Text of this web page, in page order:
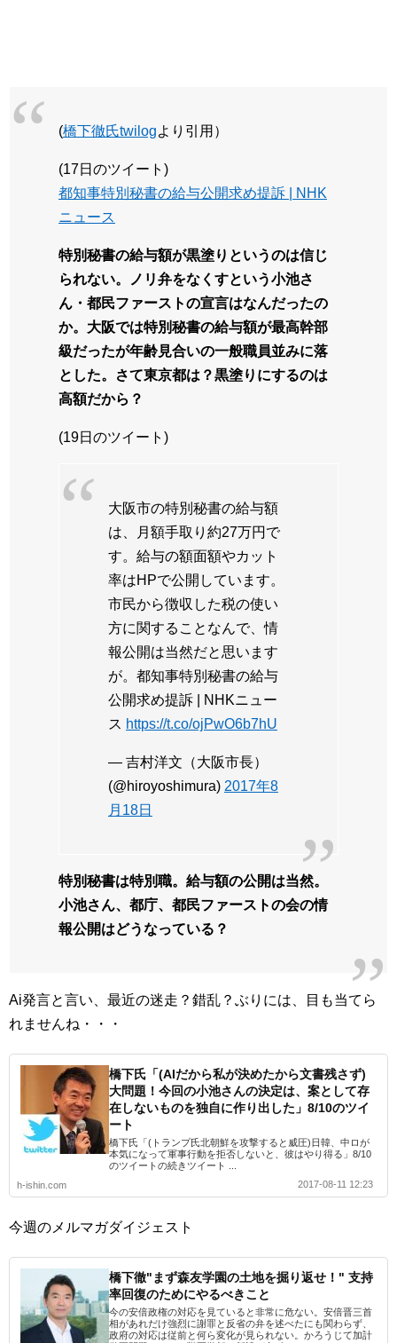
(橋下徹氏twilogより引用）
(17日のツイート)
都知事特別秘書の給与公開求め提訴 | NHK
ニュース
特別秘書の給与額が黒塗りというのは信じ
られない。ノリ弁をなくすという小池さ
ん・都民ファーストの宣言はなんだったの
か。大阪では特別秘書の給与額が最高幹部
級だったが年齢見合いの一般職員並みに落
とした。さて東京都は？黒塗りにするのは
高額だから？
(19日のツイート)
大阪市の特別秘書の給与額
は、月額手取り約27万円で
す。給与の額面額やカット
率はHPで公開しています。
市民から徴収した税の使い
方に関することなんで、情
報公開は当然だと思います
が。都知事特別秘書の給与
公開求め提訴 | NHKニュー
ス https://t.co/ojPwO6b7hU
— 吉村洋文（大阪市長）
(@hiroyoshimura) 2017年8
月18日
特別秘書は特別職。給与額の公開は当然。
小池さん、都庁、都民ファーストの会の情
報公開はどうなっている？
Ai発言と言い、最近の迷走？錯乱？ぶりには、目も当てら
れませんね・・・
橋下氏「(AIだから私が決めたから文書残さず)
大問題！今回の小池さんの決定は、案として存
在しないものを独自に作り出した」8/10のツイ
ート
橋下氏「(トランプ氏北朝鮮を攻撃すると威圧)日韓、中ロが
本気になって軍事行動を拒否しないと、彼はやり得る」8/10
のツイートの続きツイート ...
h-ishin.com
2017-08-11 12:23
今週のメルマガダイジェスト
橋下徹"まず森友学園の土地を掘り返せ！" 支持
率回復のためにやるべきこと
今の安倍政権の対応を見ていると非常に危ない。安倍晋三首
相があれだけ強烈に謝罪と反省の弁を述べたにも関わらず、
政府の対応は従前と何ら変化が見られない。かろうじて加計